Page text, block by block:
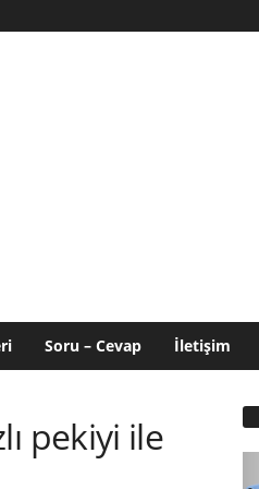
Soru – Cevap İletişim
pekiyi ile